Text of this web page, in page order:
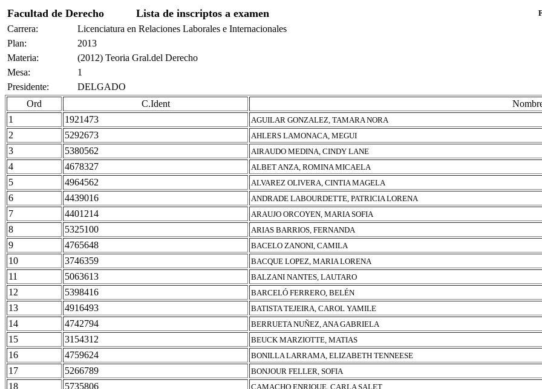
Facultad de Derecho Lista de inscriptos a examen
Carrera:
Licenciatura en Relaciones Laborales e Internacionales
Plan:
2013
Materia:
(2012) Teoria Gral.del Derecho
Mesa:
1
Presidente:
DELGADO
Ord
C.Ident
1
1921473 AGUILAR GONZALEZ, TAMARA NORA
2 5292673 AHLERS LAMONACA, MEGUI
3 5380562 AIRAUDO MEDINA, CINDY LANE
4 4678327 ALBET ANZA, ROMINA MICAELA
5 4964562 ALVAREZ OLIVERA, CINTIA MAGELA
6 4439016 ANDRADE LABOURDETTE, PATRICIA LORENA
7 4401214 ARAUJO ORCOYEN, MARIA SOFIA
8 5325100 ARIAS BARRIOS, FERNANDA
9 4765648 BACELO ZANONI, CAMILA
10 3746359 BACQUE LOPEZ, MARIA LORENA
11 5063613 BALZANI NANTES, LAUTARO
12 5398416 BARCELÓ FERRERO, BELÉN
13 4916493 BATISTA TEJEIRA, CAROL YAMILE
14 4742794 BERRUETA NUÑEZ, ANA GABRIELA
15 3154312 BEUCK MARZIOTTE, MATIAS
16 4759624 BONILLA LARRAMA, ELIZABETH TENNEESE
17 5266789 BONJOUR FELLER, SOFIA
18 5735806 CAMACHO ENRIQUE, CARLA SALET